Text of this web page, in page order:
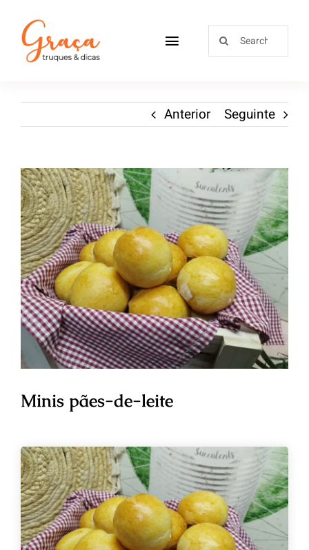
Receitas
Sobre
Loja
Blog
Contactos
Anterior Seguinte
Minis pães-de-leite